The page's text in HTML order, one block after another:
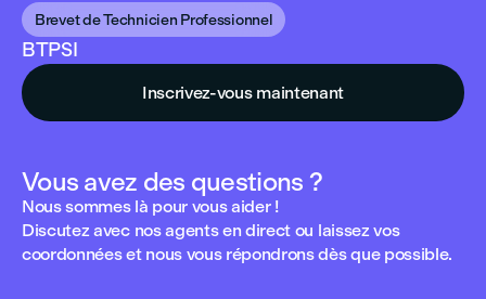
Brevet de Technicien Professionnel
BTPSI
Inscrivez-vous maintenant
Vous avez des questions ?
Nous sommes là pour vous aider !
Discutez avec nos agents en direct ou laissez vos
coordonnées et nous vous répondrons dès que possible.